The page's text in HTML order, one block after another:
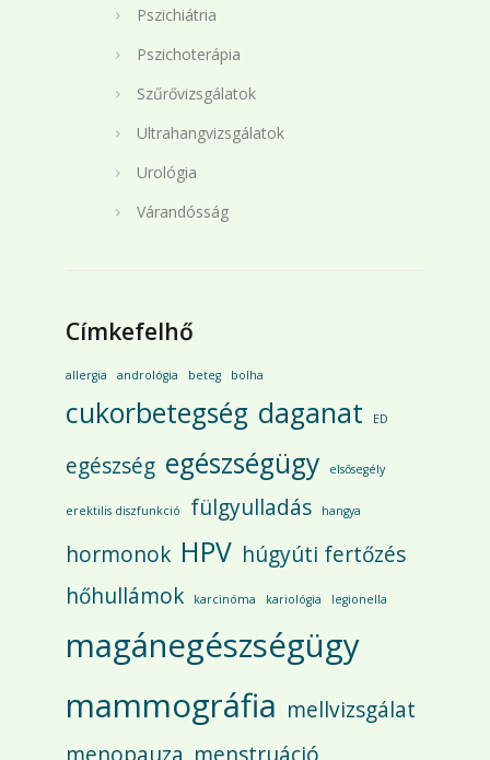
Pszichiátria
Pszichoterápia
Szűrővizsgálatok
Ultrahangvizsgálatok
Urológia
Várandósság
Címkefelhő
allergia andrológia beteg bolha
cukorbetegség daganat ED
egészség egészségügy elsősegély
erektilis diszfunkció fülgyulladás hangya
hormonok HPV húgyúti fertőzés
hőhullámok
karcinóma kariológia legionella
magánegészségügy
mammográfia mellvizsgálat